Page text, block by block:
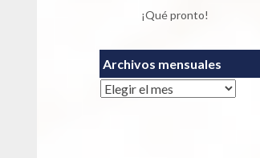
¡Qué pronto!
Archivos mensuales
Archivos